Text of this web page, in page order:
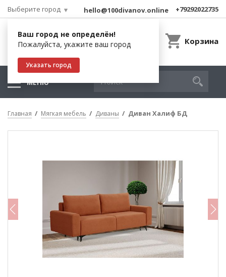
Выберите город
Ваш город не определён!
Пожалуйста, укажите ваш город
Указать город
hello@100divanov.online +79292022735
Корзина
МЕНЮ
Главная Мягкая мебель Диваны Диван Халиф БД